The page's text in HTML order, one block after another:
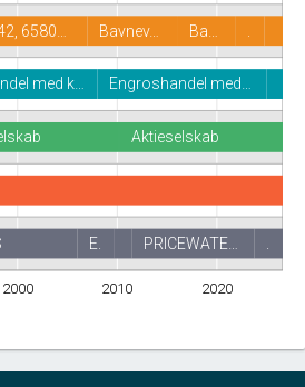
2000 2010 2020
6580… Bavnev… Ba…
med k… Engroshandel med…
Aktieselskab
E. PRICEWATE…